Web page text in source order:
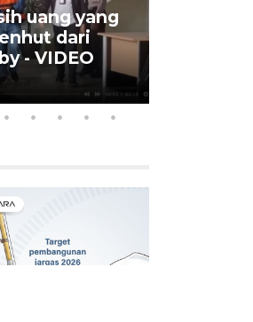
uang yang
dari
- VIDEO